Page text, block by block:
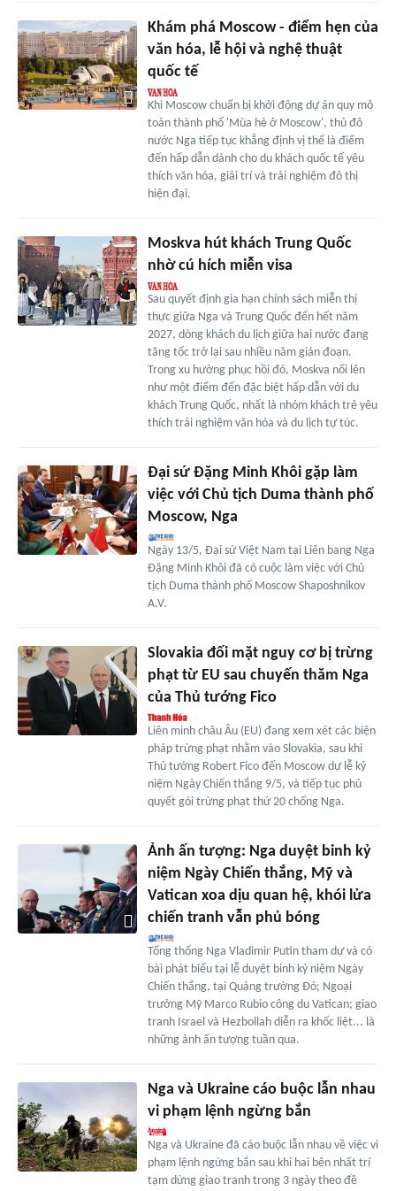
Khám phá Moscow - điểm hẹn của
văn hóa, lễ hội và nghệ thuật
quốc tế
Khi Moscow chuẩn bị khởi động dự án quy mô
toàn thành phố 'Mùa hè ở Moscow', thủ đô
nước Nga tiếp tục khẳng định vị thế là điểm
đến hấp dẫn dành cho du khách quốc tế yêu
thích văn hóa, giải trí và trải nghiệm đô thị
hiện đại.
Moskva hút khách Trung Quốc
nhờ cú hích miễn visa
Sau quyết định gia hạn chính sách miễn thị
thực giữa Nga và Trung Quốc đến hết năm
2027, dòng khách du lịch giữa hai nước đang
tăng tốc trở lại sau nhiều năm gián đoạn.
Trong xu hướng phục hồi đó, Moskva nổi lên
như một điểm đến đặc biệt hấp dẫn với du
khách Trung Quốc, nhất là nhóm khách trẻ yêu
thích trải nghiệm văn hóa và du lịch tự túc.
Đại sứ Đặng Minh Khôi gặp làm
việc với Chủ tịch Duma thành phố
Moscow, Nga
Ngày 13/5, Đại sứ Việt Nam tại Liên bang Nga
Đặng Minh Khôi đã có cuộc làm việc với Chủ
tịch Duma thành phố Moscow Shaposhnikov
A.V.
Slovakia đối mặt nguy cơ bị trừng
phạt từ EU sau chuyến thăm Nga
của Thủ tướng Fico
Liên minh châu Âu (EU) đang xem xét các biện
pháp trừng phạt nhằm vào Slovakia, sau khi
Thủ tướng Robert Fico đến Moscow dự lễ kỷ
niệm Ngày Chiến thắng 9/5, và tiếp tục phủ
quyết gói trừng phạt thứ 20 chống Nga.
Ảnh ấn tượng: Nga duyệt binh kỷ
niệm Ngày Chiến thắng, Mỹ và
Vatican xoa dịu quan hệ, khói lửa
chiến tranh vẫn phủ bóng
Tổng thống Nga Vladimir Putin tham dự và có
bài phát biểu tại lễ duyệt binh kỷ niệm Ngày
Chiến thắng, tại Quảng trường Đỏ; Ngoại
trưởng Mỹ Marco Rubio công du Vatican; giao
tranh Israel và Hezbollah diễn ra khốc liệt... là
những ảnh ấn tượng tuần qua.
Nga và Ukraine cáo buộc lẫn nhau
vi phạm lệnh ngừng bắn
Nga và Ukraine đã cáo buộc lẫn nhau về việc vi
phạm lệnh ngừng bắn sau khi hai bên nhất trí
tạm dừng giao tranh trong 3 ngày theo đề